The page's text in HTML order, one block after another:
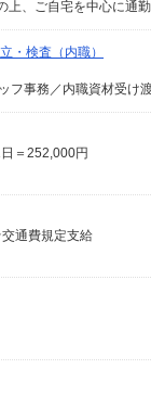
・検査（内職）
＝252,000円
通費規定支給